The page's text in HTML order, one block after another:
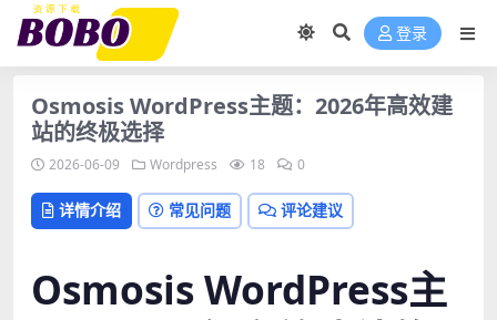
登录
Osmosis WordPress主题：2026年高效建
站的终极选择
2026-06-09 Wordpress 18 0
详情介绍 常见问题 评论建议
Osmosis WordPress主